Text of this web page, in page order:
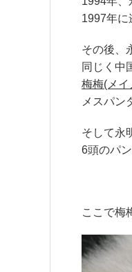
1997年に
その後、
同じく中
梅梅(メイ
メスパン
そして永
6頭のパ
ここで梅